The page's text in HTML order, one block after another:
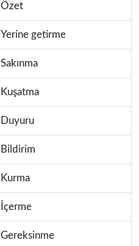
Özet
Yerine getirme
Sakınma
Kuşatma
Duyuru
Bildirim
Kurma
İçerme
Gereksinme